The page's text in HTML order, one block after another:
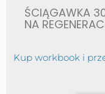
ŚCIĄGAWKA
NA
Kup workbook i